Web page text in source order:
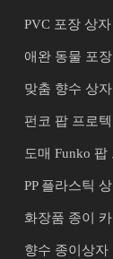
PVC 포장 상자
애완 동물 포
맞춤 향수 상자
펀코 팝 프로텍
도매 Funko 팝
PP 플라스틱
화장품 종이
향수 종이상자